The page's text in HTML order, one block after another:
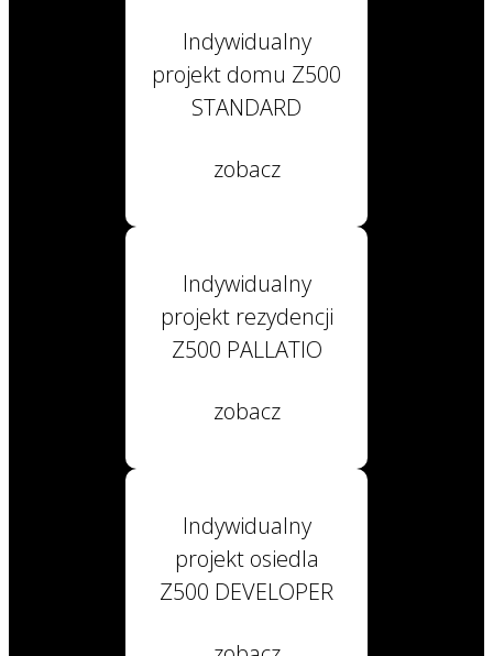
Indywidualny
projekt domu Z500
STANDARD
zobacz
Indywidualny
projekt rezydencji
Z500 PALLATIO
zobacz
Indywidualny
projekt osiedla
Z500 DEVELOPER